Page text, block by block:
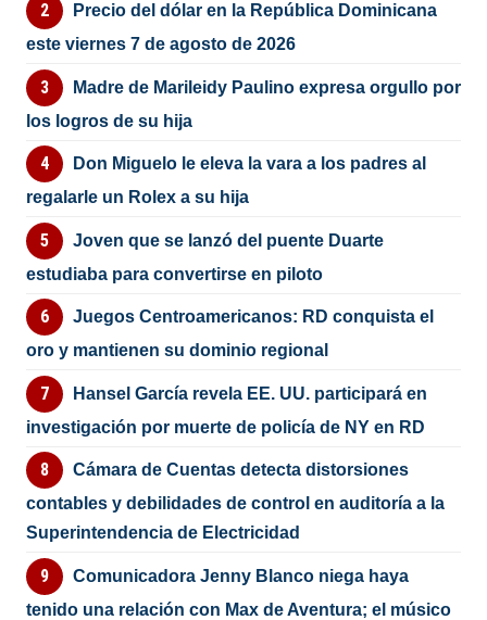
Precio del dólar en la República Dominicana
este viernes 7 de agosto de 2026
Madre de Marileidy Paulino expresa orgullo por
los logros de su hija
Don Miguelo le eleva la vara a los padres al
regalarle un Rolex a su hija
Joven que se lanzó del puente Duarte
estudiaba para convertirse en piloto
Juegos Centroamericanos: RD conquista el
oro y mantienen su dominio regional
Hansel García revela EE. UU. participará en
investigación por muerte de policía de NY en RD
Cámara de Cuentas detecta distorsiones
contables y debilidades de control en auditoría a la
Superintendencia de Electricidad
Comunicadora Jenny Blanco niega haya
tenido una relación con Max de Aventura; el músico